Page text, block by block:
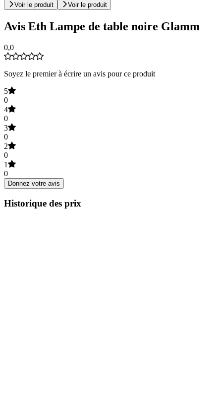
Voir le produit Voir le produit
Avis Eth Lampe de table noire Glamm
0,0
Soyez le premier à écrire un avis pour ce produit
5
0
4
0
3
0
2
0
1
0
Donnez votre avis
Historique des prix